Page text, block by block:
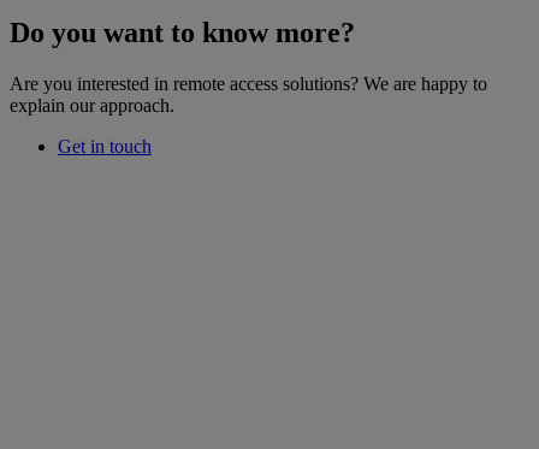
Do you want to know more?
Are you interested in remote access solutions? We are happy to
explain our approach.
Get in touch